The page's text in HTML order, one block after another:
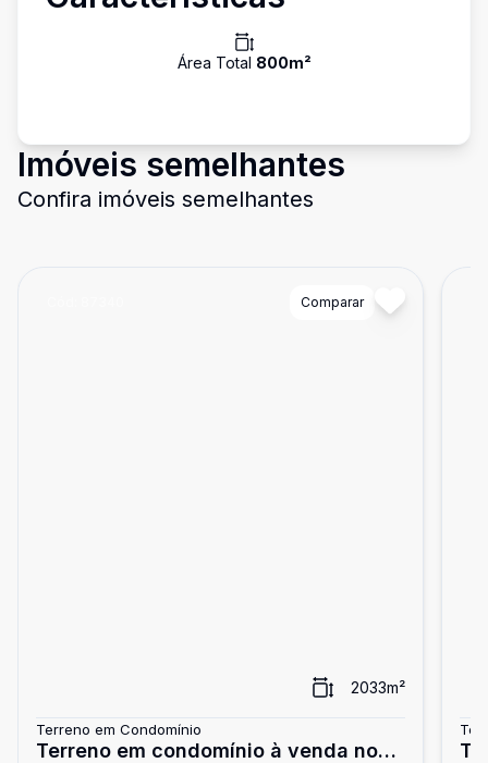
Área Total 800m²
Imóveis semelhantes
Confira imóveis semelhantes
Comparar
2033m²
Terreno em Condomínio
Terreno em condomínio à venda no